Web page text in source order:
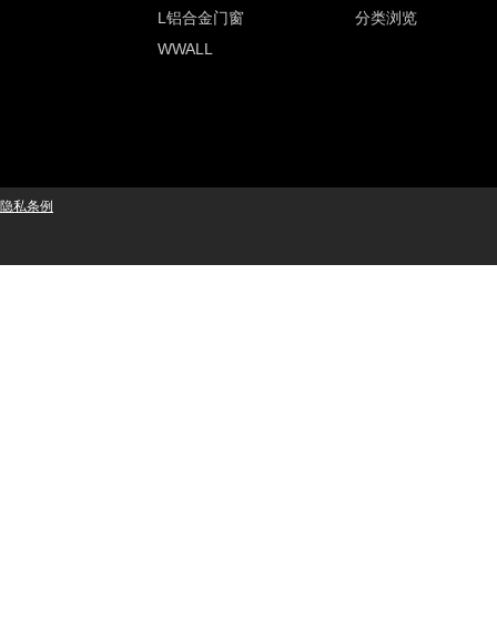
L铝合金门窗
分类浏览
WWALL
隐私条例